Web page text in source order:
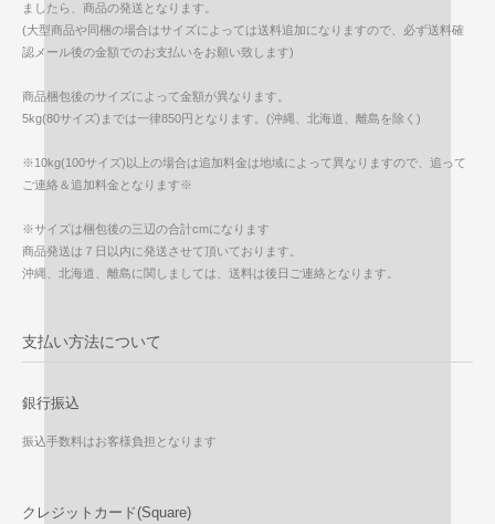
ましたら、商品の発送となります。
(大型商品や同梱の場合はサイズによっては送料追加になりますので、必ず送料確
認メール後の金額でのお支払いをお願い致します)
商品梱包後のサイズによって金額が異なります。
5kg(80サイズ)までは一律850円となります。(沖縄、北海道、離島を除く)
※10kg(100サイズ)以上の場合は追加料金は地域によって異なりますので、追って
ご連絡＆追加料金となります※
※サイズは梱包後の三辺の合計cmになります
商品発送は７日以内に発送させて頂いております。
沖縄、北海道、離島に関しましては、送料は後日ご連絡となります。
支払い方法について
銀行振込
振込手数料はお客様負担となります
クレジットカード(Square)